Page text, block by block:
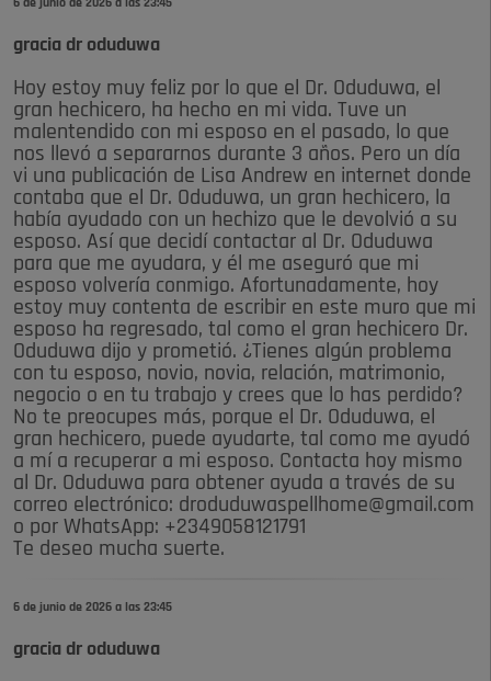
6 de junio de 2026 a las 23:45
gracia dr oduduwa
Hoy estoy muy feliz por lo que el Dr. Oduduwa, el
gran hechicero, ha hecho en mi vida. Tuve un
malentendido con mi esposo en el pasado, lo que
nos llevó a separarnos durante 3 años. Pero un día
vi una publicación de Lisa Andrew en internet donde
contaba que el Dr. Oduduwa, un gran hechicero, la
había ayudado con un hechizo que le devolvió a su
esposo. Así que decidí contactar al Dr. Oduduwa
para que me ayudara, y él me aseguró que mi
esposo volvería conmigo. Afortunadamente, hoy
estoy muy contenta de escribir en este muro que mi
esposo ha regresado, tal como el gran hechicero Dr.
Oduduwa dijo y prometió. ¿Tienes algún problema
con tu esposo, novio, novia, relación, matrimonio,
negocio o en tu trabajo y crees que lo has perdido?
No te preocupes más, porque el Dr. Oduduwa, el
gran hechicero, puede ayudarte, tal como me ayudó
a mí a recuperar a mi esposo. Contacta hoy mismo
al Dr. Oduduwa para obtener ayuda a través de su
correo electrónico: droduduwaspellhome@gmail.com
o por WhatsApp: +2349058121791
Te deseo mucha suerte.
6 de junio de 2026 a las 23:45
gracia dr oduduwa